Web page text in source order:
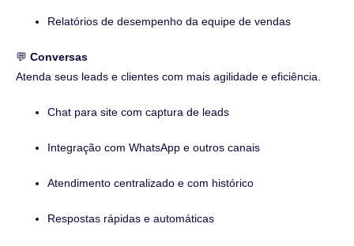
Relatórios de desempenho da equipe de vendas
💬 Conversas
Atenda seus leads e clientes com mais agilidade e eficiência.
Chat para site com captura de leads
Integração com WhatsApp e outros canais
Atendimento centralizado e com histórico
Respostas rápidas e automáticas